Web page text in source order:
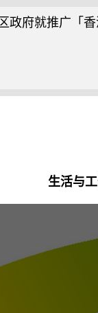
政府就推广「
生活与